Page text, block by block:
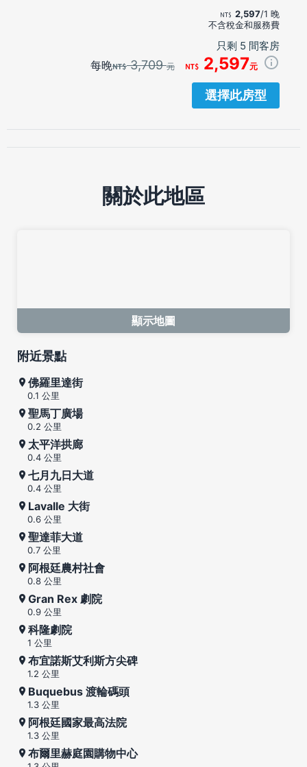
2,597/1 晚
不含稅金和服務費
只剩 5 間客房
每晚 3,709元 2,597元
選擇此房型
關於此地區
顯示地圖
附近景點
佛羅里達街
0.1 公里
聖馬丁廣場
0.2 公里
太平洋拱廊
0.4 公里
七月九日大道
0.4 公里
Lavalle 大街
0.6 公里
聖達菲大道
0.7 公里
阿根廷農村社會
0.8 公里
Gran Rex 劇院
0.9 公里
科隆劇院
1 公里
布宜諾斯艾利斯方尖碑
1.2 公里
Buquebus 渡輪碼頭
1.3 公里
阿根廷國家最高法院
1.3 公里
布爾里赫庭園購物中心